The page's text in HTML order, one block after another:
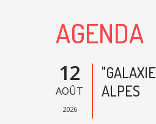
AGENDA
12
AOÛT
2026
ALPES